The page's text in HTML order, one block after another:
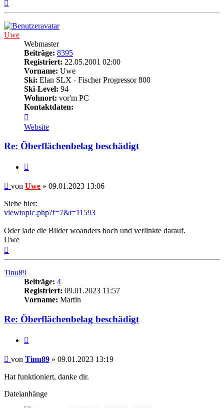
Uwe
Webmaster
Beiträge: 8395
Registriert: 22.05.2001 02:00
Vorname: Uwe
Ski: Elan SLX - Fischer Progressor 800
Ski-Level: 94
Wohnort: vor'm PC
Kontaktdaten:
von
Uwe
Website
Re: Öberflächenbelag beschädigt
Beitrag
von Uwe » 09.01.2023 13:06
Siehe hier:
viewtopic.php?f=7&t=11593
Oder lade die Bilder woanders hoch und verlinkte darauf.
Uwe
Tinu89
Beiträge: 4
Registriert: 09.01.2023 11:57
Vorname: Martin
Re: Öberflächenbelag beschädigt
Beitrag
von Tinu89 » 09.01.2023 13:19
Hat funktioniert, danke dir.
Dateianhänge